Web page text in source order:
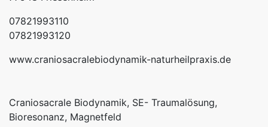
07821993110
07821993120
www.craniosacralebiodynamik-naturheilpraxis.de
Craniosacrale Biodynamik, SE- Traumalösung,
Bioresonanz, Magnetfeld